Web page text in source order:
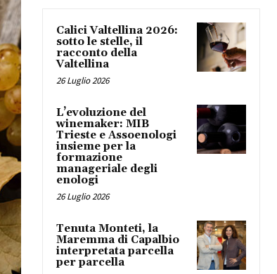
Calici Valtellina 2026:
sotto le stelle, il
racconto della
Valtellina
26 Luglio 2026
L’evoluzione del
winemaker: MIB
Trieste e Assoenologi
insieme per la
formazione
manageriale degli
enologi
26 Luglio 2026
Tenuta Monteti, la
Maremma di Capalbio
interpretata parcella
per parcella